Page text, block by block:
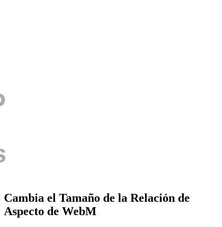
Cambia el Tamaño de la Relación de
Aspecto de WebM